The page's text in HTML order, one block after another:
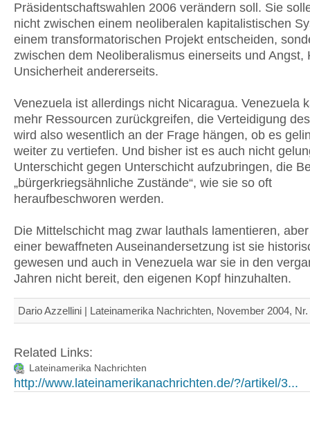
Präsidentschaftswahlen 2006 verändern soll. Sie
nicht zwischen einem neoliberalen kapitalistischen
einem transformatorischen Projekt entscheiden,
zwischen dem Neoliberalismus einerseits und Angst,
Unsicherheit andererseits.
Venezuela ist allerdings nicht Nicaragua. Venezuela
mehr Ressourcen zurückgreifen, die Verteidigung
wird also wesentlich an der Frage hängen, ob es
weiter zu vertiefen. Und bisher ist es auch nicht
Unterschicht gegen Unterschicht aufzubringen, die
„bürgerkriegsähnliche Zustände“, wie sie so oft
heraufbeschworen werden.
Die Mittelschicht mag zwar lauthals lamentieren,
einer bewaffneten Auseinandersetzung ist sie
gewesen und auch in Venezuela war sie in den
Jahren nicht bereit, den eigenen Kopf hinzuhalten.
Dario Azzellini | Lateinamerika Nachrichten, November 2004, Nr.
Related Links:
Lateinamerika Nachrichten
http://www.lateinamerikanachrichten.de/?/artikel/3...